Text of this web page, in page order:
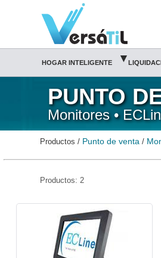
ECLine/Monitores/Punto de venta|Versátil TI
HOGAR INTELIGENTE ▾
PUNTO
Monitores •
Productos / Punto de venta /
Productos: 2